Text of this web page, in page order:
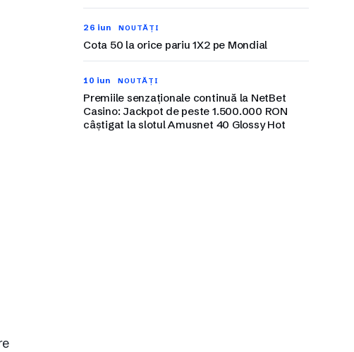
26 iun NOUTĂȚI
Cota 50 la orice pariu 1X2 pe Mondial
10 iun NOUTĂȚI
Premiile senzaționale continuă la NetBet
Casino: Jackpot de peste 1.500.000 RON
câștigat la slotul Amusnet 40 Glossy Hot